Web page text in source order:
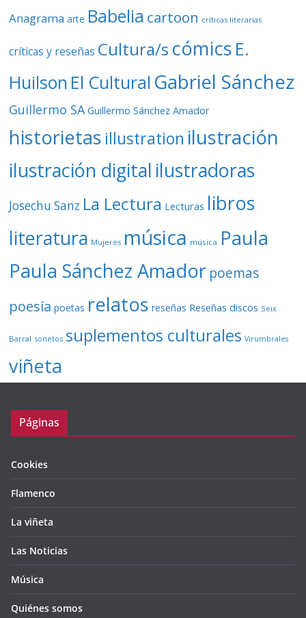
Anagrama arte Babelia cartoon críticas literarias
críticas y reseñas Cultura/s cómics E.
Huilson El Cultural Gabriel Sánchez
Guillermo SA Guillermo Sánchez Amador
historietas illustration ilustración
ilustración digital ilustradoras
Josechu Sanz La Lectura Lecturas libros
literatura Mujeres música música Paula
Paula Sánchez Amador poemas
poesía poetas relatos reseñas Reseñas discos Seix
Barral sonetos suplementos culturales Virumbrales
viñeta
Páginas
Cookies
Flamenco
La viñeta
Las Noticias
Música
Quiénes somos